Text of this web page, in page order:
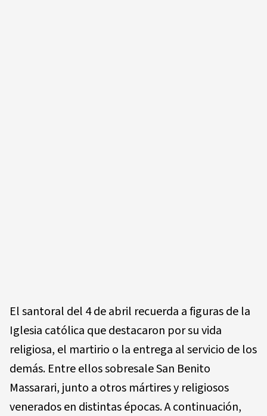
El santoral del 4 de abril recuerda a figuras de la
Iglesia católica que destacaron por su vida
religiosa, el martirio o la entrega al servicio de los
demás. Entre ellos sobresale San Benito
Massarari, junto a otros mártires y religiosos
venerados en distintas épocas. A continuación,